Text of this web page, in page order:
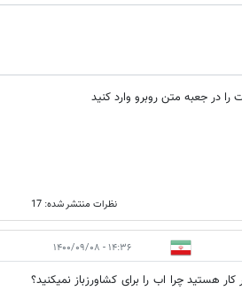
را در جعبه متن روبرو وارد کنید
نظرات منتشر شده: 17
۱۴:۳۶ - ۱۴۰۰/۰۹/۰۸
هستید چرا اب را برای کشاورزباز نمیکنید؟